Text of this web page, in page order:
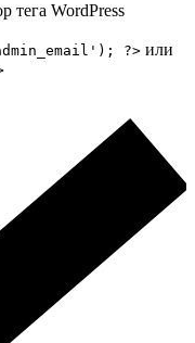
тега WordPress
?> или